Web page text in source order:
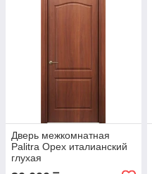
Дверь межкомнатная
Palitra Орех италианский
глухая